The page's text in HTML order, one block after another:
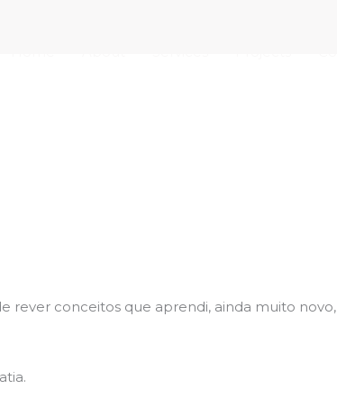
rever conceitos que aprendi, ainda muito novo,